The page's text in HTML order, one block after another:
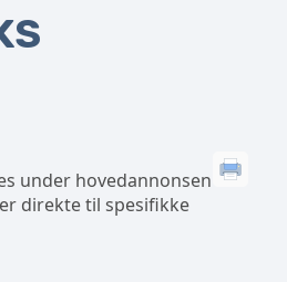
under hovedannonsen
direkte til spesifikke